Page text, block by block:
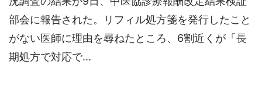
部会に報告された。リフィル処方箋を発行したこと
がない医師に理由を尋ねたところ、6割近くが「長
期処方で対応で...